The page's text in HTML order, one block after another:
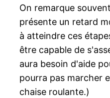
On remarque
présente un retard
à atteindre ces
être capable de
aura besoin d'aide
pourra pas marcher
chaise roulante.)